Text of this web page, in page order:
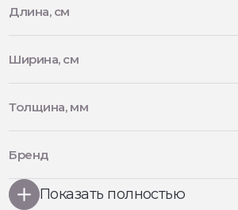
Длина, см
Ширина, см
Толщина, мм
Бренд
Показать полностью